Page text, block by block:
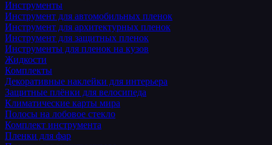
Инструменты
Инструмент для автомобильных пленок
Инструмент для архитектурных пленок
Инструмент для защитных пленок
Инструменты для пленок на кузов
Жидкости
Комплекты
Декоративные наклейки для интерьера
Защитные плёнки для велосипеда
Климатические карты мира
Полосы на лобовое стекло
Комплект инструмента
Пленки для фар